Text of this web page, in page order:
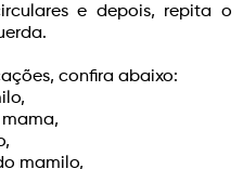
e depois, repita o
confira abaixo:
mamilo,